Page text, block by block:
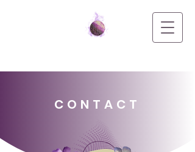
CONTACT